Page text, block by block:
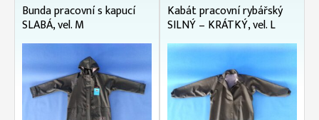
Bunda pracovní s kapucí
SLABÁ, vel. M
Kabát pracovní rybářský
SILNÝ – KRÁTKÝ, vel. L